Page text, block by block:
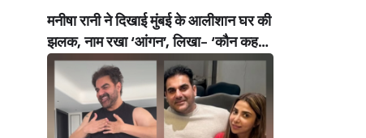
मनीषा रानी ने दिखाई मुंबई के आलीशान घर की
झलक, नाम रखा ‘आंगन’, लिखा- ‘कौन कहता
है सपने पूरे नहीं होते’ (Manisha Rani
Shares Glimpse Of Her Luxurious
New House In Mumbai, Names It
‘Aangan’, Says- ‘Who Says Dreams